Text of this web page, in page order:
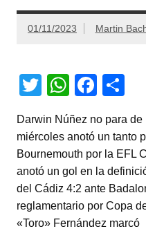
01/11/2023 Martin
T
tt
er
W
at
s
A
p
p
F
c
e
b
o
o
m
p
ar
tir
Darwin Núñez no para
miércoles anotó un tanto
Bournemouth por la EFL
anotó un gol en la
del Cádiz 4:2 ante
reglamentario por Copa
«Toro» Fernández marcó